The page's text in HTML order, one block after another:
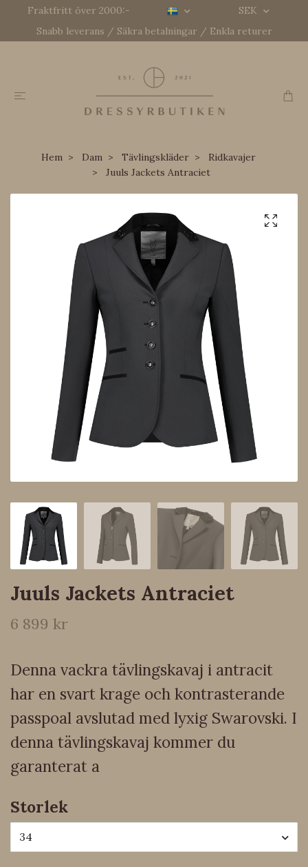
Fraktfritt över 2000:-
SEK
Snabb leverans / Säkra betalningar / Enkla returer
Hem Dam Tävlingskläder
Ridkavajer
Juuls Jackets Antraciet
Juuls Jackets Antraciet
6 899 kr
Denna vackra tävlingskavaj i antracit
har en svart krage och kontrasterande
passpoal avslutad med lyxig Swarovski. I
denna tävlingskavaj kommer du
garanterat a
Storlek
34